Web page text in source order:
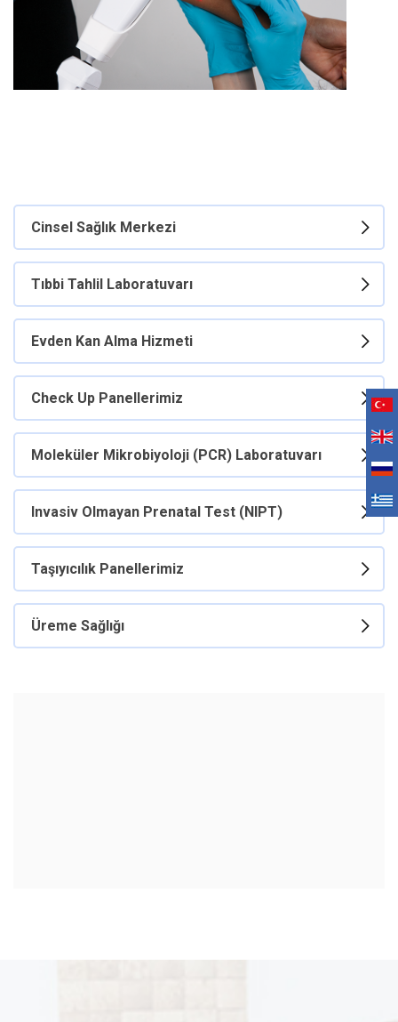
Cinsel Sağlık Merkezi
Tıbbi Tahlil Laboratuvarı
Evden Kan Alma Hizmeti
Check Up Panellerimiz
Moleküler Mikrobiyoloji (PCR) Laboratuvarı
Invasiv Olmayan Prenatal Test (NIPT)
Taşıyıcılık Panellerimiz
Üreme Sağlığı